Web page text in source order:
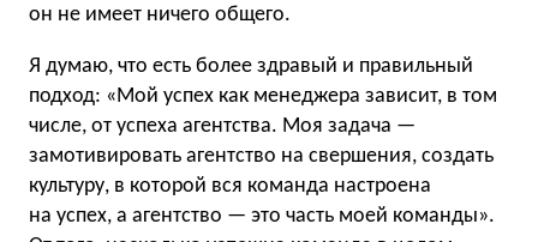
он не имеет ничего общего.
Я думаю, что есть более здравый и правильный
подход: «Мой успех как менеджера зависит, в том
числе, от успеха агентства. Моя задача —
замотивировать агентство на свершения, создать
культуру, в которой вся команда настроена
на успех, а агентство — это часть моей команды».